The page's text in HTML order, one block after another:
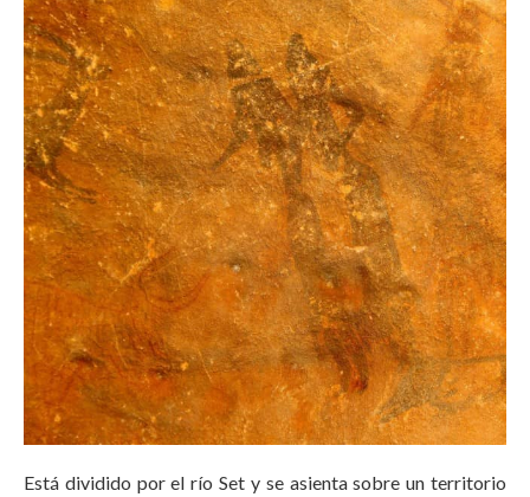
Está dividido por el río Set y se asienta sobre un territorio